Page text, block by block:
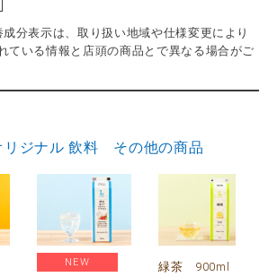
分表示は、取り扱い地域や仕様変更により
ている情報と店頭の商品とで異なる場合がご
リジナル 飲料 その他の商品
NEW
緑茶 900ml